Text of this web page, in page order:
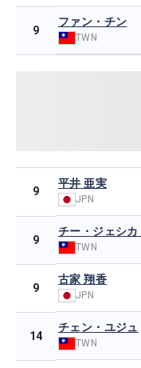
9
ファン・チン
TWN
9
平井 亜実
JPN
9
チー・ジェシ
TWN
9
古家 翔香
JPN
14
チェン・ユジュ
TWN